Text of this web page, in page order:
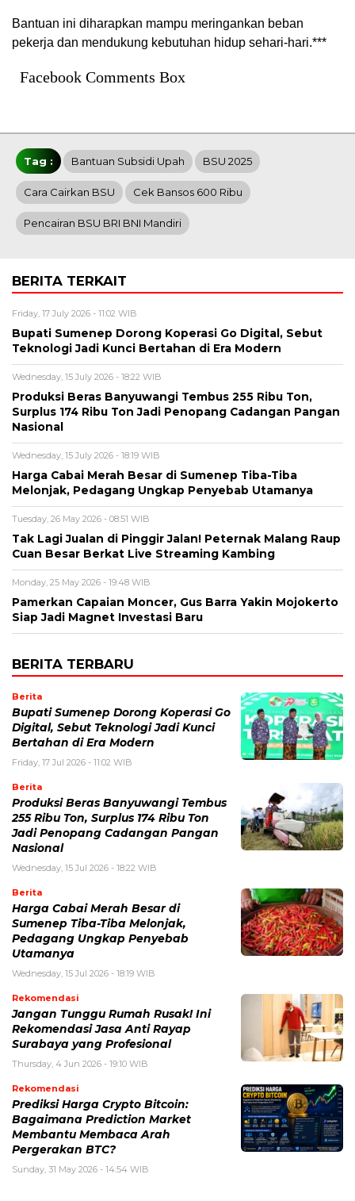
Bantuan ini diharapkan mampu meringankan beban
pekerja dan mendukung kebutuhan hidup sehari-hari.***
Facebook Comments Box
Tag : Bantuan Subsidi Upah BSU 2025
Cara Cairkan BSU Cek Bansos 600 Ribu
Pencairan BSU BRI BNI Mandiri
BERITA TERKAIT
Friday, 17 July 2026 - 11:02 WIB
Bupati Sumenep Dorong Koperasi Go Digital, Sebut
Teknologi Jadi Kunci Bertahan di Era Modern
Wednesday, 15 July 2026 - 18:22 WIB
Produksi Beras Banyuwangi Tembus 255 Ribu Ton,
Surplus 174 Ribu Ton Jadi Penopang Cadangan Pangan
Nasional
Wednesday, 15 July 2026 - 18:19 WIB
Harga Cabai Merah Besar di Sumenep Tiba-Tiba
Melonjak, Pedagang Ungkap Penyebab Utamanya
Tuesday, 26 May 2026 - 08:51 WIB
Tak Lagi Jualan di Pinggir Jalan! Peternak Malang Raup
Cuan Besar Berkat Live Streaming Kambing
Monday, 25 May 2026 - 19:48 WIB
Pamerkan Capaian Moncer, Gus Barra Yakin Mojokerto
Siap Jadi Magnet Investasi Baru
BERITA TERBARU
Berita
Bupati Sumenep Dorong Koperasi Go
Digital, Sebut Teknologi Jadi Kunci
Bertahan di Era Modern
Friday, 17 Jul 2026 - 11:02 WIB
Berita
Produksi Beras Banyuwangi Tembus
255 Ribu Ton, Surplus 174 Ribu Ton
Jadi Penopang Cadangan Pangan
Nasional
Wednesday, 15 Jul 2026 - 18:22 WIB
Berita
Harga Cabai Merah Besar di
Sumenep Tiba-Tiba Melonjak,
Pedagang Ungkap Penyebab
Utamanya
Wednesday, 15 Jul 2026 - 18:19 WIB
Rekomendasi
Jangan Tunggu Rumah Rusak! Ini
Rekomendasi Jasa Anti Rayap
Surabaya yang Profesional
Thursday, 4 Jun 2026 - 19:10 WIB
Rekomendasi
Prediksi Harga Crypto Bitcoin:
Bagaimana Prediction Market
Membantu Membaca Arah
Pergerakan BTC?
Sunday, 31 May 2026 - 14:54 WIB